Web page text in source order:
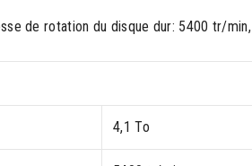
de rotation du disque dur: 5400 tr/min,
4,1 To